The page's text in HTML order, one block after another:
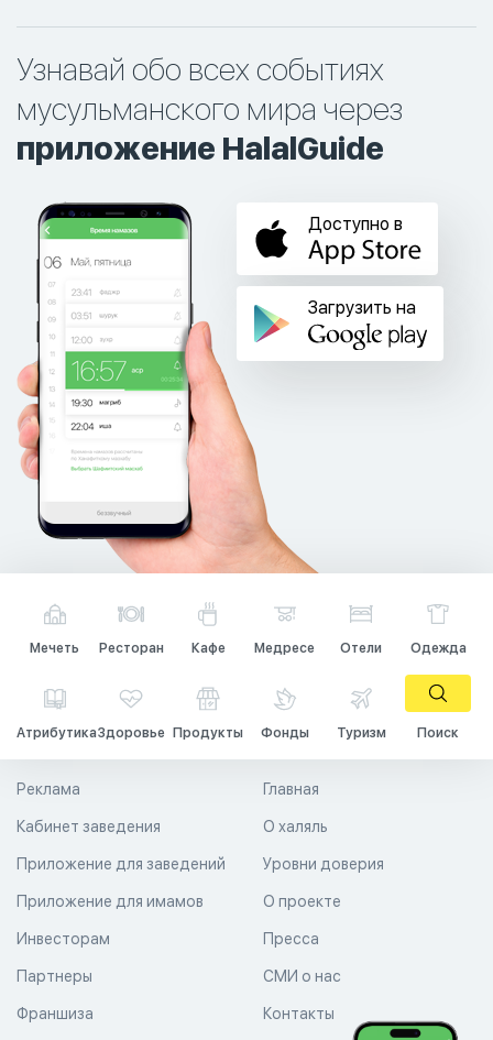
Узнавай обо всех событиях
мусульманского мира через
приложение HalalGuide
Доступно в
Загрузить на
Мечеть Ресторан Кафе Медресе Отели Одежда
АтрибутикаЗдоровье Продукты Фонды Туризм Поиск
Главная
О халяль
Уровни доверия
Реклама
Кабинет заведения
Приложение для заведений
Приложение для имамов О проекте
Пресса
СМИ о нас
Контакты
Инвесторам
Партнеры
Франшиза